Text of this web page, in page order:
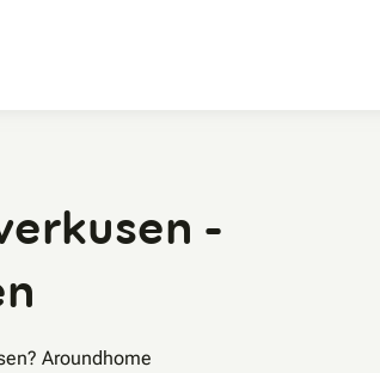
-
Aroundhome